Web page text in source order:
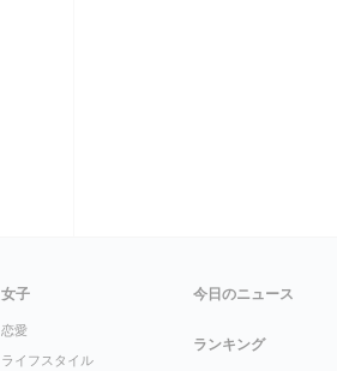
女子
恋愛
ライフスタイル
今日のニュース
ランキング